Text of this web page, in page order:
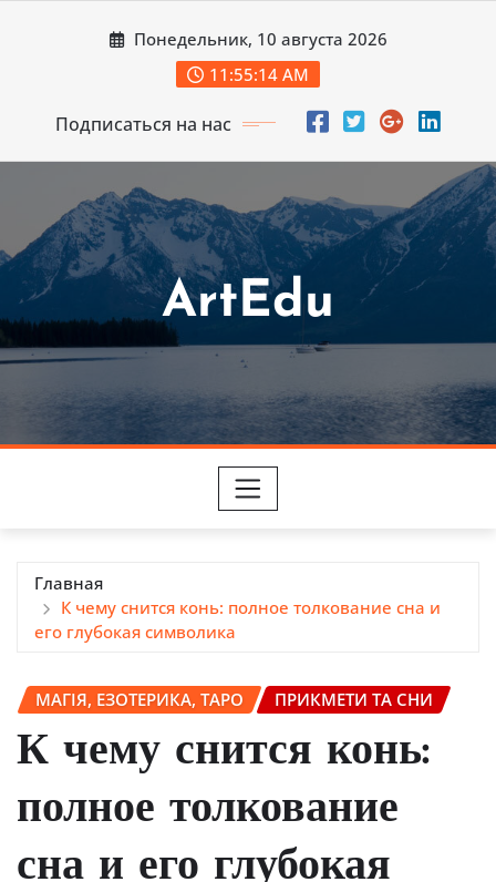
Понедельник, 10 августа 2026
11:55:16 AM
Подписаться на нас
ArtEdu
Главная
К чему снится конь: полное толкование сна и
его глубокая символика
МАГІЯ, ЕЗОТЕРИКА, ТАРО ПРИКМЕТИ ТА СНИ
К чему снится конь:
полное толкование
сна и его глубокая